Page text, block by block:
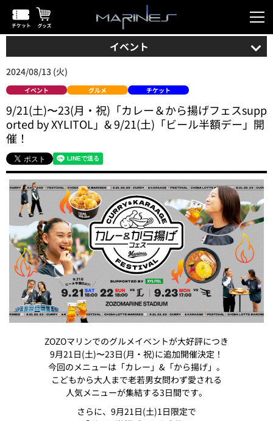
イベント
2024/08/13 (火)
イベント グルメ チケット
9/21(土)〜23(月・祝)「カレー＆から揚げフェスsupp
orted by XYLITOL」& 9/21(土)「ビール半額デー」開
催！
ZOZOマリンでのグルメイベントが大好評につき
9月21日(土)〜23日(月・祝)に追加開催決定！
今回のメニューは「カレー」&「から揚げ」。
こどもから大人まで老若男女問わず愛される
人気メニューが集結する3日間です。
さらに、9月21日(土)1日限定で